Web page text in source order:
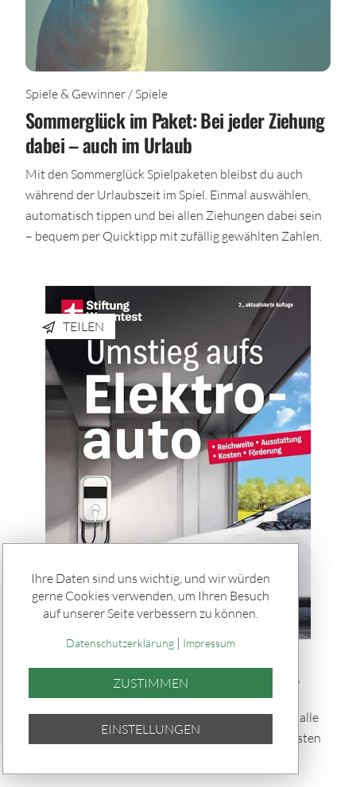
Spiele & Gewinner / Spiele
Sommerglück im Paket: Bei jeder Ziehung
dabei – auch im Urlaub
Mit den Sommerglück Spielpaketen bleibst du auch
während der Urlaubszeit im Spiel. Einmal auswählen,
automatisch tippen und bei allen Ziehungen dabei sein
– bequem per Quicktipp mit zufällig gewählten Zahlen.
TEILEN
Buch-Tipp: „Umstieg aufs Elektroauto"
Der Ratgeber der Stiftung Warentest beantwortet alle
Fragen zum Umstieg auf das Elektroauto – von Kosten
Ihre Daten sind uns wichtig, und wir würden
gerne Cookies verwenden, um Ihren Besuch
auf unserer Seite verbessern zu können.
Datenschutzerklärung| Impressum
ZUSTIMMEN
EINSTELLUNGEN